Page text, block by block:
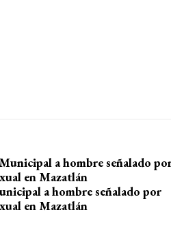
a hombre señalado por
en Mazatlán